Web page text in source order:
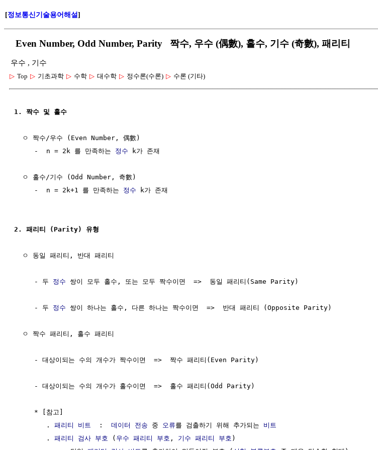
[정보통신기술용어해설]
Even Number, Odd Number, Parity 짝수, 우수 (偶數), 홀수, 기수 (奇數), 패리티
우수 , 기수
▷ Top ▷ 기초과학 ▷ 수학 ▷ 대수학 ▷ 정수론(수론) ▷ 수론 (기타)
1. 짝수 및 홀수
  ㅇ 짝수/우수 (Even Number, 偶數)
     -  n = 2k 를 만족하는
정수 k가 존재
  ㅇ 홀수/기수 (Odd Number, 奇數)
     -  n = 2k+1 를 만족하는
정수 k가 존재
2. 패리티 (Parity) 유형
  ㅇ 동일 패리티, 반대 패리티
     - 두
정수 쌍이 모두 홀수, 또는 모두 짝수이면  =>  동일 패리티(Same Parity)
     - 두
정수 쌍이 하나는 홀수, 다른 하나는 짝수이면  =>  반대 패리티 (Opposite Parity)
  ㅇ 짝수 패리티, 홀수 패리티
     - 대상이되는 수의 개수가 짝수이면  =>  짝수 패리티(Even Parity)
     - 대상이되는 수의 개수가 홀수이면  =>  홀수 패리티(Odd Parity)
     * [참고]
        .
패리티 비트
  :
데이터 전송 중 오류를 검출하기 위해 추가되는 비트
        .
패리티 검사 부호 ( 우수 패리티 부호 , 기수 패리티 부호 )